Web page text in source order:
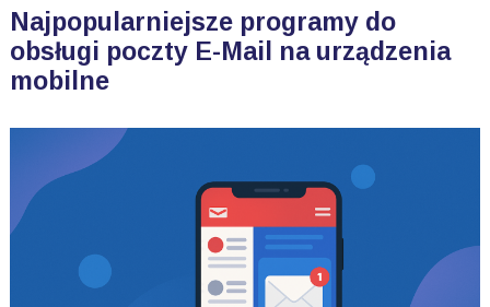
Najpopularniejsze programy do
obsługi poczty E-Mail na urządzenia
mobilne